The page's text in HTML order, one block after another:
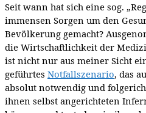
Seit wann hat sich eine sog.
immensen Sorgen um den
Bevölkerung gemacht?
die Wirtschaftlichkeit der
ist nicht nur aus meiner Sicht
geführtes Notfallszenario, das
absolut notwendig und
ihnen selbst angerichteten